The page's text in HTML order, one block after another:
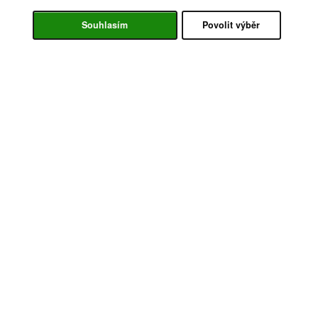
Souhlasím Povolit výběr